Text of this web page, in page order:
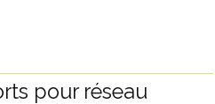
pour réseau